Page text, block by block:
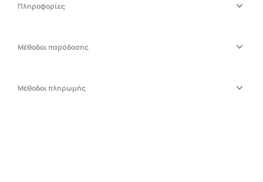
Πληροφορίες
Μέθοδοι παράδοσης
Μέθοδοι πληρωμής